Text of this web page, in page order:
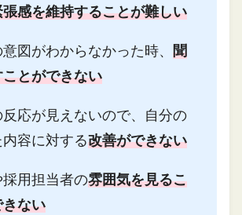
張感を維持することが難しい
意図がわからなかった時、聞
とができない
反応が見えないので、自分の
内容に対する改善ができない
採用担当者の雰囲気を見るこ
ない